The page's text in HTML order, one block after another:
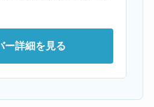
ー詳細を見る